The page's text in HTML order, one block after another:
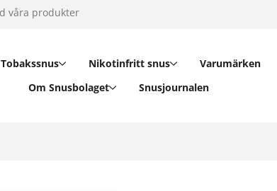
Tobakssnus Nikotinfritt snus Varumärken
Om Snusbolaget
Snusjournalen